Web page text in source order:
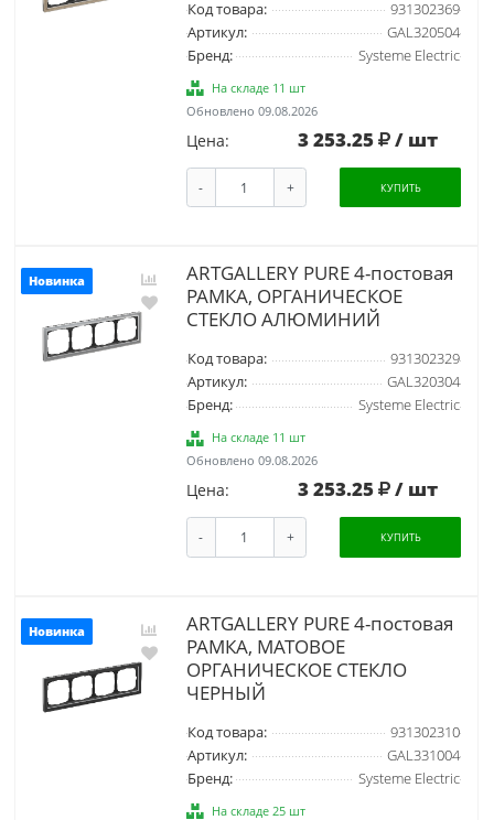
Код товара:
931302369
Артикул:
GAL320504
Бренд:
Systeme Electric
На складе 11 шт
Обновлено 09.08.2026
Цена: 3 253.25 / шт
- + КУПИТЬ
Новинка
ARTGALLERY PURE 4-постовая
РАМКА, ОРГАНИЧЕСКОЕ
СТЕКЛО АЛЮМИНИЙ
Код товара:
931302329
Артикул:
GAL320304
Бренд:
Systeme Electric
На складе 11 шт
Обновлено 09.08.2026
Цена: 3 253.25 / шт
- + КУПИТЬ
Новинка
ARTGALLERY PURE 4-постовая
РАМКА, МАТОВОЕ
ОРГАНИЧЕСКОЕ СТЕКЛО
ЧЕРНЫЙ
Код товара:
931302310
Артикул:
GAL331004
Бренд:
Systeme Electric
На складе 25 шт